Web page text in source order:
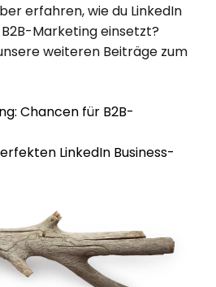
erfahren, wie du LinkedIn
Marketing einsetzt?
weiteren Beiträge zum
Chancen für B2B-
LinkedIn Business-